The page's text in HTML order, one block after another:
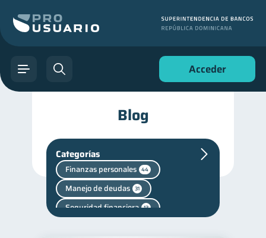
Acceder
Blog
Categorías
Finanzas personales 44
Manejo de deudas 31
Seguridad financiera 13